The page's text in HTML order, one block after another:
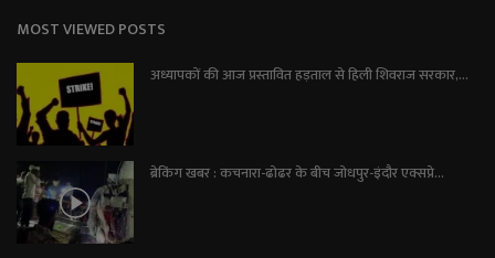
MOST VIEWED POSTS
अध्यापकों की आज प्रस्तावित हड़ताल से हिली शिवराज सरकार,...
ब्रेकिंग खबर : कचनारा-ढोढर के बीच जोधपुर-इंदौर एक्सप्रे...